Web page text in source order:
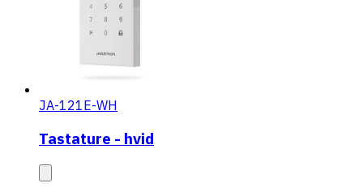
JA-121E-WH
Tastature - hvid